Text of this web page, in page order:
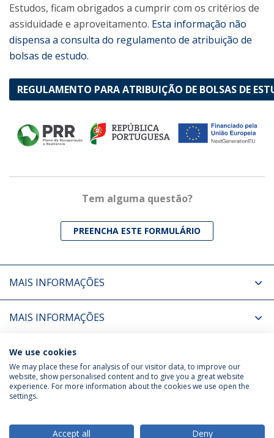
Estudos, ficam obrigados a cumprir com os critérios de
assiduidade e aproveitamento. Esta informação não
dispensa a consulta do regulamento de atribuição de
bolsas de estudo.
REGULAMENTO PARA ATRIBUIÇÃO DE BOLSAS DE
Tem alguma questão?
PREENCHA ESTE FORMULÁRIO
MAIS INFORMAÇÕES
MAIS INFORMAÇÕES
COORDENADORES
Política de Privacidade
Termos & Condições
We use cookies
We may place these for analysis of our visitor data, to improve our
website, show personalised content and to give you a great website
experience. For more information about the cookies we use open the
settings.
Accept all Deny